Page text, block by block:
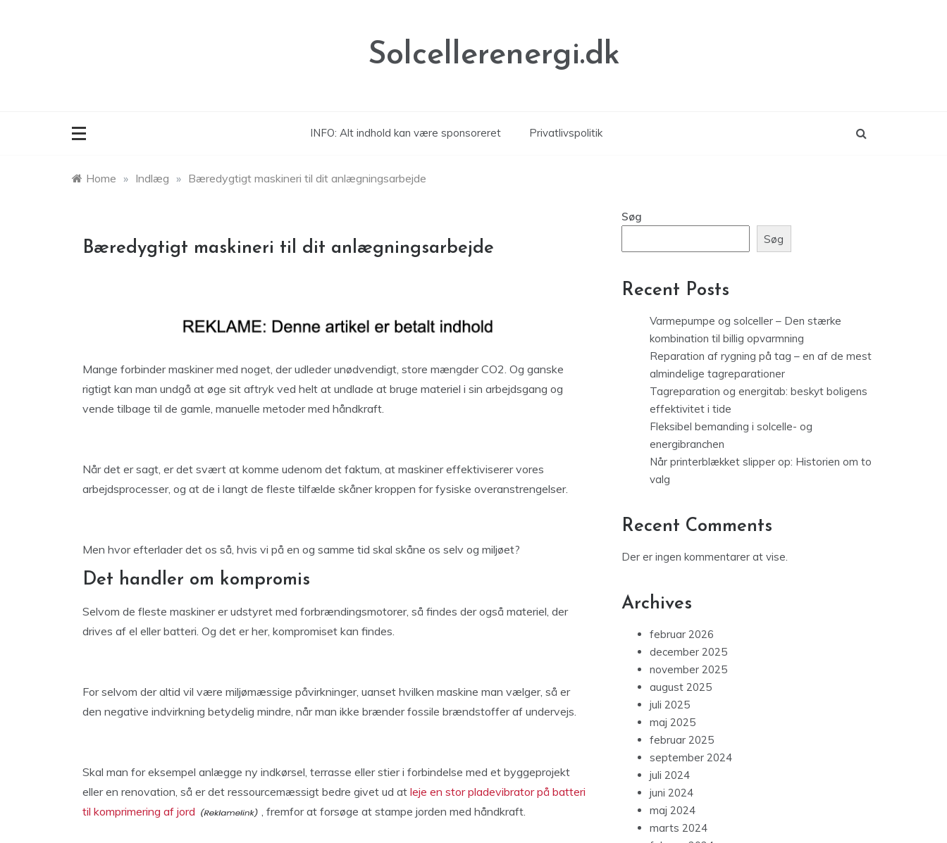
Solcellerenergi.dk
INFO: Alt indhold kan være sponsoreret Privatlivspolitik
Home » Indlæg » Bæredygtigt maskineri til dit anlægningsarbejde
Bæredygtigt maskineri til dit anlægningsarbejde
Mange forbinder maskiner med noget, der udleder unødvendigt, store mængder CO2. Og ganske
rigtigt kan man undgå at øge sit aftryk ved helt at undlade at bruge materiel i sin arbejdsgang og
vende tilbage til de gamle, manuelle metoder med håndkraft.
Når det er sagt, er det svært at komme udenom det faktum, at maskiner effektiviserer vores
arbejdsprocesser, og at de i langt de fleste tilfælde skåner kroppen for fysiske overanstrengelser.
Men hvor efterlader det os så, hvis vi på en og samme tid skal skåne os selv og miljøet?
Det handler om kompromis
Selvom de fleste maskiner er udstyret med forbrændingsmotorer, så findes der også materiel, der
drives af el eller batteri. Og det er her, kompromiset kan findes.
For selvom der altid vil være miljømæssige påvirkninger, uanset hvilken maskine man vælger, så er
den negative indvirkning betydelig mindre, når man ikke brænder fossile brændstoffer af undervejs.
Skal man for eksempel anlægge ny indkørsel, terrasse eller stier i forbindelse med et byggeprojekt
eller en renovation, så er det ressourcemæssigt bedre givet ud at leje en stor pladevibrator på batteri
til komprimering af jord
, fremfor at forsøge at stampe jorden med håndkraft.
Søg
Søg
Recent Posts
Varmepumpe og solceller – Den stærke
kombination til billig opvarmning
Reparation af rygning på tag – en af de mest
almindelige tagreparationer
Tagreparation og energitab: beskyt boligens
effektivitet i tide
Fleksibel bemanding i solcelle- og
energibranchen
Når printerblækket slipper op: Historien om to
valg
Recent Comments
Der er ingen kommentarer at vise.
Archives
februar 2026
december 2025
november 2025
august 2025
juli 2025
maj 2025
februar 2025
september 2024
juli 2024
juni 2024
maj 2024
marts 2024